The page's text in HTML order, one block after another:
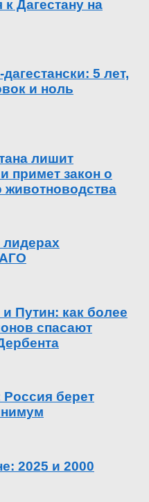
Дагестану на
5 лет,
и ноль
лишит
примет закон о
животноводства
лидерах
Путин: как более
спасают
берет
2025 и 2000